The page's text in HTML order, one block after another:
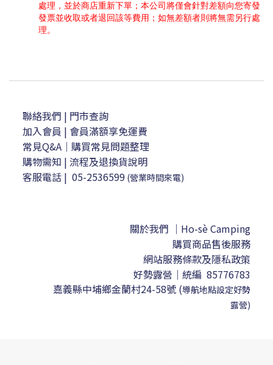
處理，並於商店重新下單；本公司將僅會針對差額向您寄發
發票並收取或者退回該等費用；如無差額者則將無需另行處
理。
聯絡我們 | 門市查詢
加入會員 | 會員滿額享免運費
常見Q&A｜購買常見問題整理
購物需知 | 流程及退換貨說明
客服電話 | 05-2536599 (營業時間來電)
關於我們 ｜Ho-sè Camping
購買商品售後服務
網站服務條款及隱私政策
好勢露營｜ 統編 85776783
嘉義縣中埔鄉金蘭村24-58號 (導航地點設定好勢
露營)